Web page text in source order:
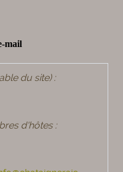
mail
du site) :
d'hôtes :